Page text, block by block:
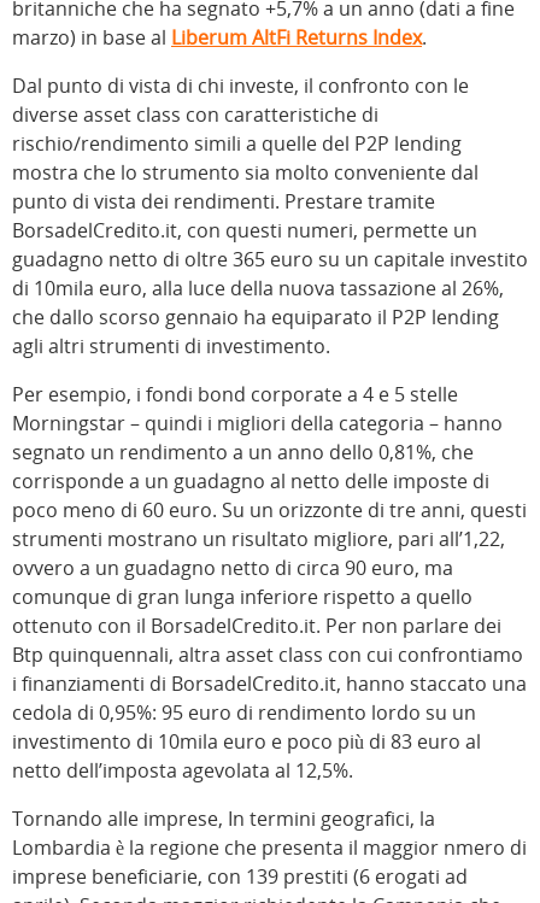
britanniche che ha segnato +5,7% a un anno (dati a fine
marzo) in base al Liberum AltFi Returns Index.
Dal punto di vista di chi investe, il confronto con le
diverse asset class con caratteristiche di
rischio/rendimento simili a quelle del P2P lending
mostra che lo strumento sia molto conveniente dal
punto di vista dei rendimenti. Prestare tramite
BorsadelCredito.it, con questi numeri, permette un
guadagno netto di oltre 365 euro su un capitale investito
di 10mila euro, alla luce della nuova tassazione al 26%,
che dallo scorso gennaio ha equiparato il P2P lending
agli altri strumenti di investimento.
Per esempio, i fondi bond corporate a 4 e 5 stelle
Morningstar – quindi i migliori della categoria – hanno
segnato un rendimento a un anno dello 0,81%, che
corrisponde a un guadagno al netto delle imposte di
poco meno di 60 euro. Su un orizzonte di tre anni, questi
strumenti mostrano un risultato migliore, pari all’1,22,
ovvero a un guadagno netto di circa 90 euro, ma
comunque di gran lunga inferiore rispetto a quello
ottenuto con il BorsadelCredito.it. Per non parlare dei
Btp quinquennali, altra asset class con cui confrontiamo
i finanziamenti di BorsadelCredito.it, hanno staccato una
cedola di 0,95%: 95 euro di rendimento lordo su un
investimento di 10mila euro e poco più di 83 euro al
netto dell’imposta agevolata al 12,5%.
Tornando alle imprese, In termini geografici, la
Lombardia è la regione che presenta il maggior nmero di
imprese beneficiarie, con 139 prestiti (6 erogati ad